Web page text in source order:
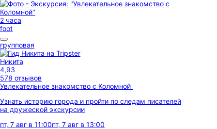
2 часа
foot
групповая
Никита
4,93
578 отзывов
Увлекательное знакомство с Коломной
Узнать историю города и пройти по следам писателей
на дружеской экскурсии
пт, 7 авг в 11:00пт, 7 авг в 13:00